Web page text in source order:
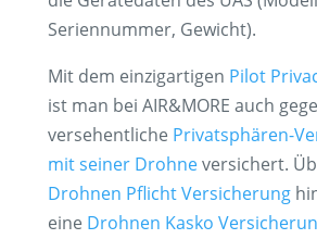
Seriennummer, Gewicht).
Mit dem einzigartigen Pilot
ist man bei AIR&MORE auch
versehentliche Privatsphären-
mit seiner Drohneversichert.
Drohnen Pflicht Versicherung
eine Drohnen Kasko